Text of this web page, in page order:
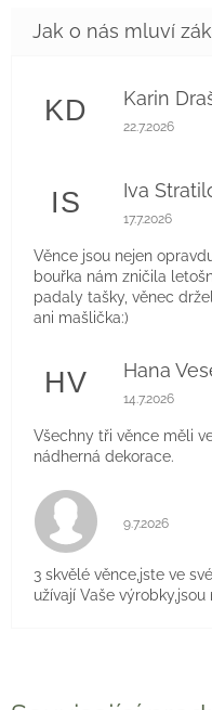
KD Karin
Hodnocení
22.7.2026
IS Iva
Hodnocení
17.7.2026
Věnce jsou nejen
bouřka nám zničila
padaly tašky, věnec
ani mašlička:)
HV Hana
Hodnocení
14.7.2026
Všechny tři věnce měli
nádherná dekorace.
Hodnocení
9.7.2026
3 skvělé věnce,jste ve
užívají Vaše